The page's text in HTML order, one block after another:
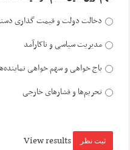
دخالت دولت و قیمت گذاری
مدیریت سیاسی و ناکارآمد
باج خواهی و سهم خواهی
تحریم‌ها و فشارهای خارجی
View results